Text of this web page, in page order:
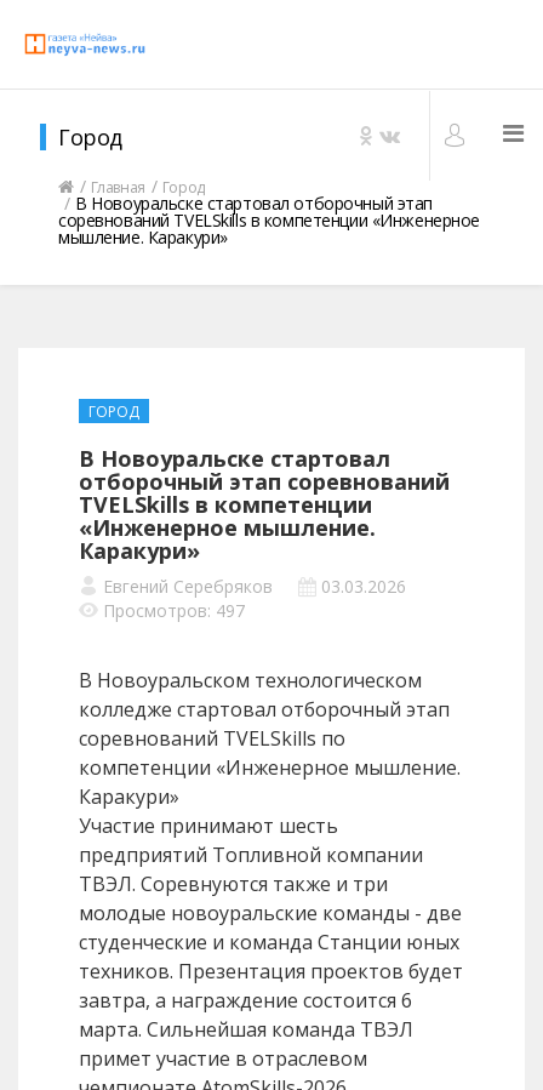
Город
Главная Город
В Новоуральске стартовал отборочный этап
соревнований TVELSkills в компетенции «Инженерное
мышление. Каракури»
ГОРОД
В Новоуральске стартовал
отборочный этап соревнований
TVELSkills в компетенции
«Инженерное мышление.
Каракури»
Евгений Серебряков
03.03.2026
Просмотров: 497
В Новоуральском технологическом
колледже стартовал отборочный этап
соревнований TVELSkills по
компетенции «Инженерное мышление.
Каракури»
Участие принимают шесть
предприятий Топливной компании
ТВЭЛ. Соревнуются также и три
молодые новоуральские команды - две
студенческие и команда Станции юных
техников. Презентация проектов будет
завтра, а награждение состоится 6
марта. Сильнейшая команда ТВЭЛ
примет участие в отраслевом